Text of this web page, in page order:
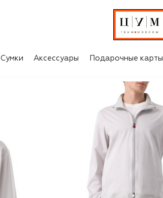
Сумки Аксессуары Подарочные карты